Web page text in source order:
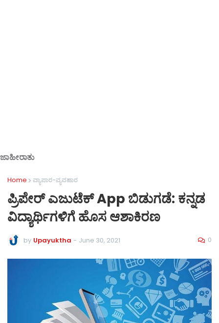
ಜಾಹೀರಾತು
Home ವ್ಯಾಪಾರ-ವ್ಯವಹಾರ
ಪ್ರಿಪೇರ್ ಎಜುಟೆಕ್ App ಬಿಡುಗಡೆ: ಕನ್ನಡ
ವಿದ್ಯಾರ್ಥಿಗಳಿಗೆ ಹೊಸ ಆಶಾಕಿರಣ
by Upayuktha - June 30, 2021 0